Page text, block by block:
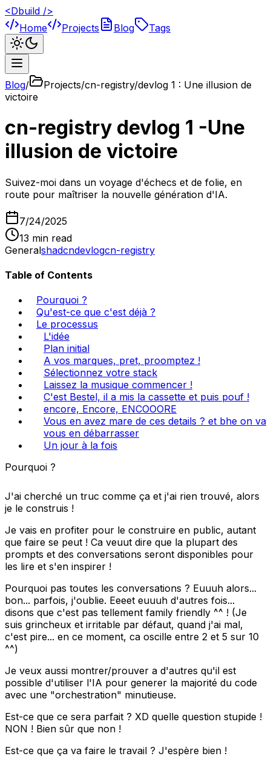
<Dbuild />
Home
Projects Blog Tags
Blog/
Projects/cn-registry/devlog 1 : Une illusion de
victoire
cn-registry devlog 1 -Une
illusion de victoire
Suivez-moi dans un voyage d'échecs et de folie, en
route pour maîtriser la nouvelle génération d'IA.
7/24/2025
13 min read
Generalshadcndevlogcn-registry
Table of Contents
Pourquoi ?
Qu'est-ce que c'est déjà ?
Le processus
L'idée
Plan initial
A vos marques, pret, proomptez !
Sélectionnez votre stack
Laissez la musique commencer !
C'est Bestel, il a mis la cassette et puis pouf !
encore, Encore, ENCOOORE
Vous en avez mare de ces details ? et bhe on va
vous en débarrasser
Un jour à la fois
Pourquoi ?
J'ai cherché un truc comme ça et j'ai rien trouvé, alors
je le construis !
Je vais en profiter pour le construire en public, autant
que faire se peut ! Ca veuut dire que la plupart des
prompts et des conversations seront disponibles pour
les lire et s'en inspirer !
Pourquoi pas toutes les conversations ? Euuuh alors...
bon... parfois, j'oublie. Eeeet euuuh d'autres fois...
disons que c'est pas tellement family friendly ^^ ! (Je
suis grincheux et irritable par défaut, quand j'ai mal,
c'est pire... en ce moment, ca oscille entre 2 et 5 sur 10
^^)
Je veux aussi montrer/prouver a d'autres qu'il est
possible d'utiliser l'IA pour generer la majorité du code
avec une "orchestration" minutieuse.
Est-ce que ce sera parfait ? XD quelle question stupide !
NON ! Bien sûr que non !
Est-ce que ça va faire le travail ? J'espère bien !